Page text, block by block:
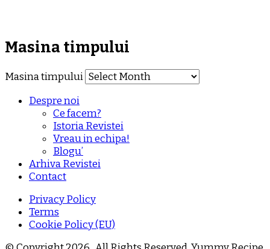
Masina timpului
Masina timpului
Despre noi
Ce facem?
Istoria Revistei
Vreau in echipa!
Blogu’
Arhiva Revistei
Contact
Privacy Policy
Terms
Cookie Policy (EU)